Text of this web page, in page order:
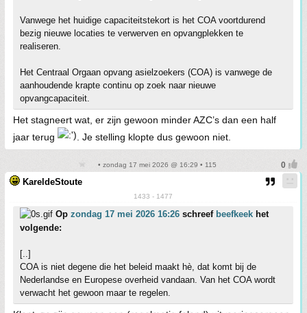
Vanwege het huidige capaciteitstekort is het COA voortdurend
bezig nieuwe locaties te verwerven en opvangplekken te
realiseren.
Het Centraal Orgaan opvang asielzoekers (COA) is vanwege de
aanhoudende krapte continu op zoek naar nieuwe
opvangcapaciteit.
Het stagneert wat, er zijn gewoon minder AZC’s dan een half
jaar terug
. Je stelling klopte dus gewoon niet.
• zondag 17 mei 2026 @ 16:29 • 115
KareldeStoute
1433 - 1477
Op zondag 17 mei 2026 16:26 schreef beefkeek het
volgende:
[..]
COA is niet degene die het beleid maakt hè, dat komt bij de
Nederlandse en Europese overheid vandaan. Van het COA wordt
verwacht het gewoon maar te regelen.